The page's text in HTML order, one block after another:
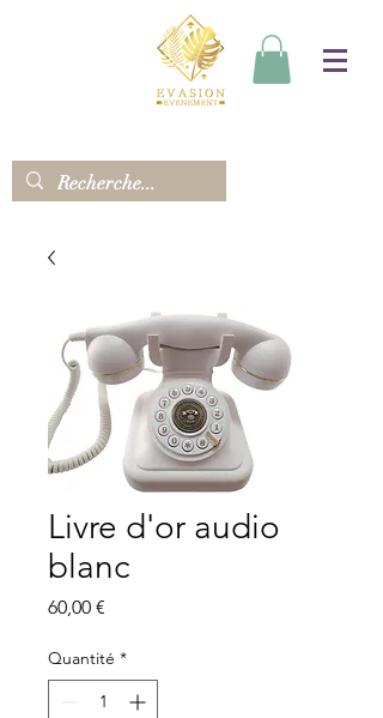
Livre d'or audio
blanc
60,00 €
Quantité *